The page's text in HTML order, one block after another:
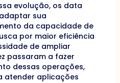
evolução, os data
sua
da capacidade de
por maior eficiência
de ampliar
passaram a fazer
dessas operações,
atender aplicações